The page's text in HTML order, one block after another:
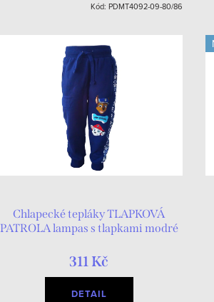
Kód: PDMT4092-09-80/86
Chlapecké tepláky TLAPKOVÁ
PATROLA lampas s tlapkami modré
311 Kč
DETAIL